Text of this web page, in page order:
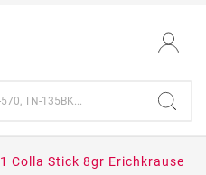
1 Colla Stick 8gr Erichkrause